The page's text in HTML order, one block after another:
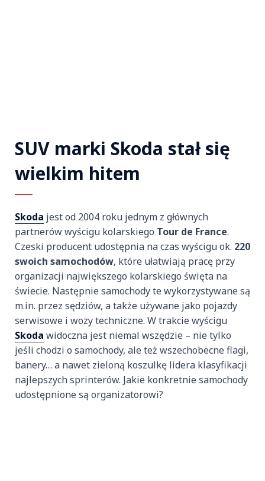
SUV marki Skoda stał się
wielkim hitem
Skoda jest od 2004 roku jednym z głównych
partnerów wyścigu kolarskiego Tour de France.
Czeski producent udostępnia na czas wyścigu ok. 220
swoich samochodów, które ułatwiają pracę przy
organizacji największego kolarskiego święta na
świecie. Następnie samochody te wykorzystywane są
m.in. przez sędziów, a także używane jako pojazdy
serwisowe i wozy techniczne. W trakcie wyścigu
Skoda widoczna jest niemal wszędzie – nie tylko
jeśli chodzi o samochody, ale też wszechobecne flagi,
banery… a nawet zieloną koszulkę lidera klasyfikacji
najlepszych sprinterów. Jakie konkretnie samochody
udostępnione są organizatorowi?